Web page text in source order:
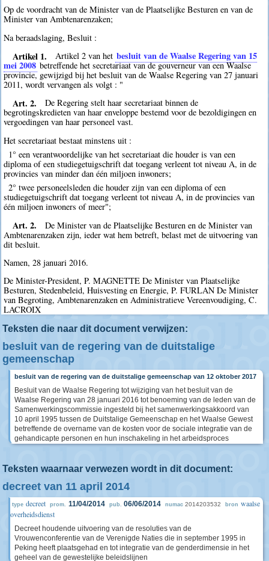
Op de voordracht van de Minister van de Plaatselijke Besturen en van de
Minister van Ambtenarenzaken;
Na beraadslaging, Besluit :
Artikel 1. Artikel 2 van het besluit van de Waalse Regering van 15
mei 2008 betreffende het secretariaat van de gouverneur van een Waalse
provincie, gewijzigd bij het besluit van de Waalse Regering van 27 januari
2011, wordt vervangen als volgt : "
Art. 2.
De Regering stelt haar secretariaat binnen de
begrotingskredieten van haar enveloppe bestemd voor de bezoldigingen en
vergoedingen van haar personeel vast.
Het secretariaat bestaat minstens uit :
1° een verantwoordelijke van het secretariaat die houder is van een
diploma of een studiegetuigschrift dat toegang verleent tot niveau A, in de
provincies van minder dan één miljoen inwoners;
2° twee personeelsleden die houder zijn van een diploma of een
studiegetuigschrift dat toegang verleent tot niveau A, in de provincies van
één miljoen inwoners of meer";
Art. 2.
De Minister van de Plaatselijke Besturen en de Minister van
Ambtenarenzaken zijn, ieder wat hem betreft, belast met de uitvoering van
dit besluit.
Namen, 28 januari 2016.
De Minister-President, P. MAGNETTE De Minister van Plaatselijke
Besturen, Stedenbeleid, Huisvesting en Energie, P. FURLAN De Minister
van Begroting, Ambtenarenzaken en Administratieve Vereenvoudiging, C.
LACROIX
Teksten die naar dit document verwijzen:
besluit van de regering van de duitstalige
gemeenschap
besluit van de regering van de duitstalige gemeenschap van 12 oktober 2017
Besluit van de Waalse Regering tot wijziging van het besluit van de
Waalse Regering van 28 januari 2016 tot benoeming van de leden van de
Samenwerkingscommissie ingesteld bij het samenwerkingsakkoord van
10 april 1995 tussen de Duitstalige Gemeenschap en het Waalse Gewest
betreffende de overname van de kosten voor de sociale integratie van de
gehandicapte personen en hun inschakeling in het arbeidsproces
Teksten waarnaar verwezen wordt in dit document:
decreet van 11 april 2014
type decreet prom. 11/04/2014 pub. 06/06/2014 numac 2014203532 bron waalse
overheidsdienst
Decreet houdende uitvoering van de resoluties van de
Vrouwenconferentie van de Verenigde Naties die in september 1995 in
Peking heeft plaatsgehad en tot integratie van de genderdimensie in het
geheel van de gewestelijke beleidslijnen